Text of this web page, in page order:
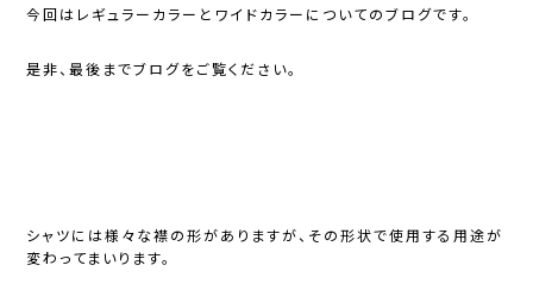
今回はレギュラーカラーとワイドカラーについてのブログです。
是非、最後までブログをご覧ください。
シャツには様々な襟の形がありますが、その形状で使用する用途が
変わってまいります。